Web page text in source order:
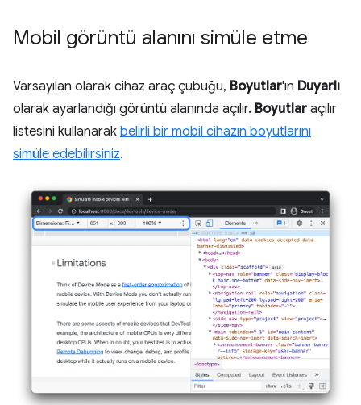
Mobil görüntü alanını simüle etme
Varsayılan olarak cihaz araç çubuğu, Boyutlar'ın Duyarlı
olarak ayarlandığı görüntü alanında açılır. Boyutlar açılır
listesini kullanarak belirli bir mobil cihazın boyutlarını
simüle edebilirsiniz.